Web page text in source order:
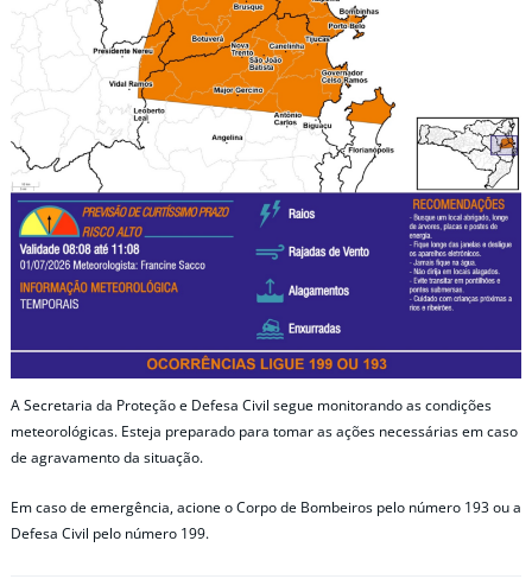
A Secretaria da Proteção e Defesa Civil segue monitorando as condições
meteorológicas. Esteja preparado para tomar as ações necessárias em caso
de agravamento da situação.
Em caso de emergência, acione o Corpo de Bombeiros pelo número 193 ou a
Defesa Civil pelo número 199.